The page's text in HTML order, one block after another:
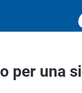
per una